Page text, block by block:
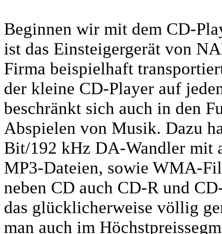
Beginnen wir mit dem CD-
ist das Einsteigergerät von
Firma beispielhaft
der kleine CD-Player auf
beschränkt sich auch in den
Abspielen von Musik. Dazu
Bit/192 kHz DA-Wandler mit
MP3-Dateien, sowie WMA-
neben CD auch CD-R und
das glücklicherweise völlig
man auch im